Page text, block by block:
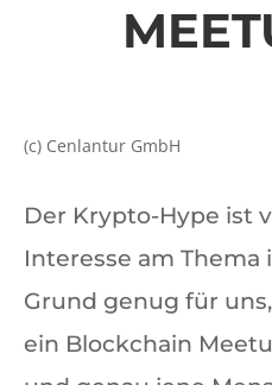
(c) Cenlantur GmbH
Der Krypto-Hype ist
Interesse am Thema
Grund genug für
ein Blockchain